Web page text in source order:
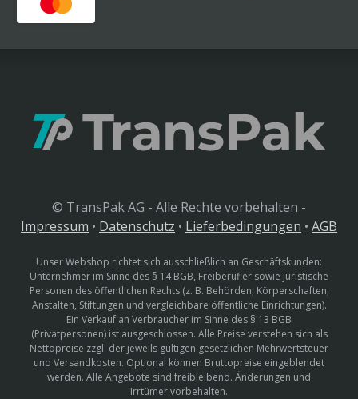
© TransPak AG - Alle Rechte vorbehalten -
Impressum • Datenschutz • Lieferbedingungen • AGB
Unser Webshop richtet sich ausschließlich an Geschäftskunden:
Unternehmer im Sinne des § 14 BGB, Freiberufler sowie juristische
Personen des öffentlichen Rechts (z. B. Behörden, Körperschaften,
Anstalten, Stiftungen und vergleichbare öffentliche Einrichtungen).
Ein Verkauf an Verbraucher im Sinne des § 13 BGB
(Privatpersonen) ist ausgeschlossen. Alle Preise verstehen sich als
Nettopreise zzgl. der jeweils gültigen gesetzlichen Mehrwertsteuer
und Versandkosten. Optional können Bruttopreise eingeblendet
werden. Alle Angebote sind freibleibend. Änderungen und
Irrtümer vorbehalten.